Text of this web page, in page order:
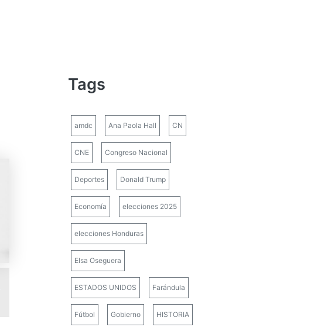
Tags
amdc Ana Paola Hall CN
CNE Congreso Nacional
Deportes Donald Trump
Economía elecciones 2025
elecciones Honduras
Elsa Oseguera
ESTADOS UNIDOS Farándula
Fútbol Gobierno HISTORIA